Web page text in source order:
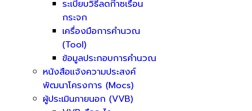
ระเบียบวิธีลดก๊าซเรือน
กระจก
เครื่องมือการคำนวณ
(Tool)
ข้อมูลประกอบการคำนวณ
หนังสือแจ้งความประสงค์
พัฒนาโครงการ (Mocs)
ผู้ประเมินภายนอก (VVB)